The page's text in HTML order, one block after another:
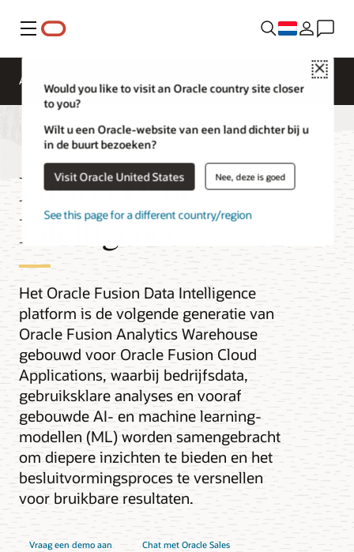
Menu
Close
Would you like to visit an Oracle country site closer
to you?
Wilt u een Oracle-website van een land dichter bij u
in de buurt bezoeken?
Visit Oracle United States Nee, deze is goed
See this page for a different country/region
AI Data Platform
Fusion Data
Intelligence
Het Oracle Fusion Data Intelligence
platform is de volgende generatie van
Oracle Fusion Analytics Warehouse
gebouwd voor Oracle Fusion Cloud
Applications, waarbij bedrijfsdata,
gebruiksklare analyses en vooraf
gebouwde AI- en machine learning-
modellen (ML) worden samengebracht
om diepere inzichten te bieden en het
besluitvormingsproces te versnellen
voor bruikbare resultaten.
Vraag een demo aan Chat met Oracle Sales